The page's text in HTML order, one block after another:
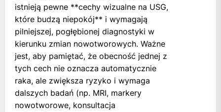
istnieją pewne **cechy wizualne na USG,
które budzą niepokój** i wymagają
pilniejszej, pogłębionej diagnostyki w
kierunku zmian nowotworowych. Ważne
jest, aby pamiętać, że obecność jednej z
tych cech nie oznacza automatycznie
raka, ale zwiększa ryzyko i wymaga
dalszych badań (np. MRI, markery
nowotworowe, konsultacja